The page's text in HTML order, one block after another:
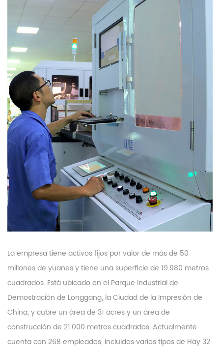
La empresa tiene activos fijos por valor de más de 50
millones de yuanes y tiene una superficie de 19.980 metros
cuadrados. Está ubicado en el Parque Industrial de
Demostración de Longgang, la Ciudad de la Impresión de
China, y cubre un área de 31 acres y un área de
construcción de 21.000 metros cuadrados. Actualmente
cuenta con 268 empleados, incluidos varios tipos de Hay 32